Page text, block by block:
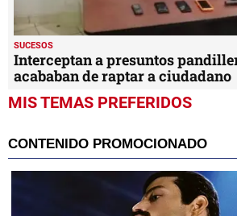
SUCESOS
Interceptan a presuntos
acababan de raptar a ciudadano
MIS TEMAS PREFERIDOS